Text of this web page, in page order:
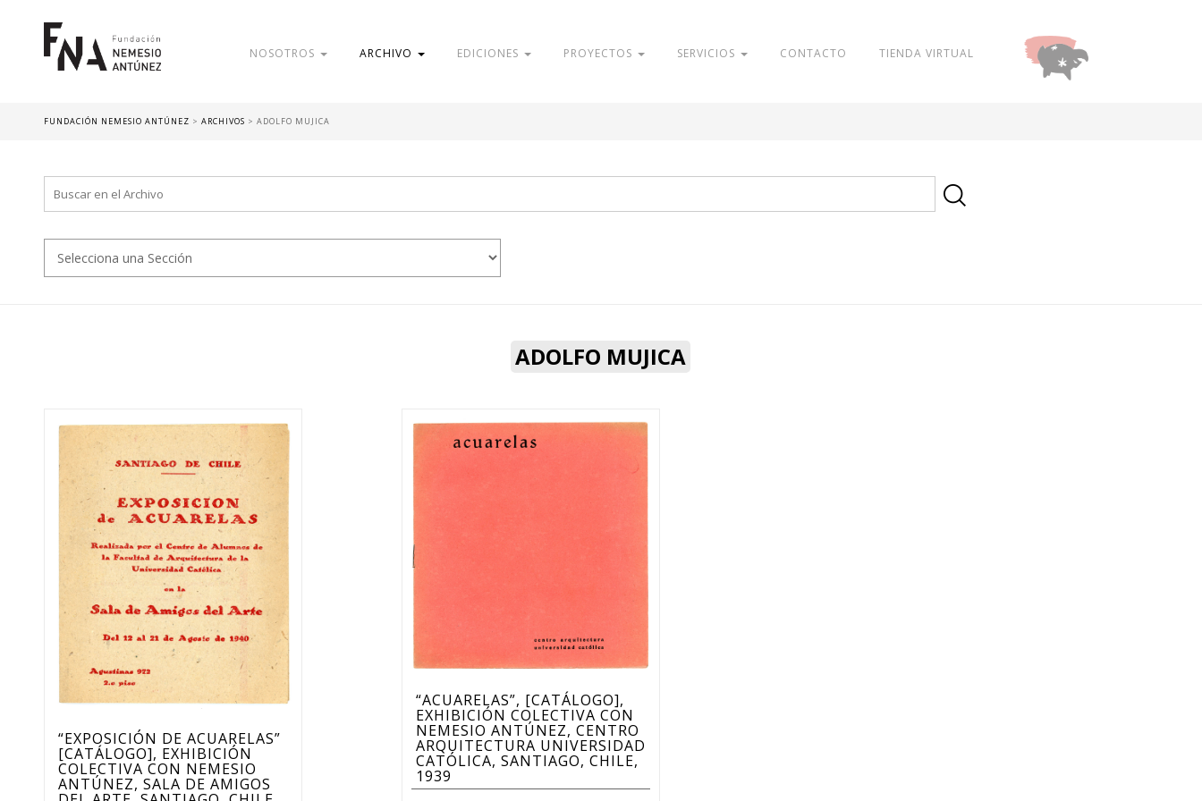
NOSOTROS ARCHIVO EDICIONES PROYECTOS SERVICIOS CONTACTO TIENDA VIRTUAL
FUNDACIÓN NEMESIO ANTÚNEZ > ARCHIVOS > ADOLFO MUJICA
ADOLFO MUJICA
“EXPOSICIÓN DE ACUARELAS”
[CATÁLOGO], EXHIBICIÓN
COLECTIVA CON NEMESIO
ANTÚNEZ, SALA DE AMIGOS
“ACUARELAS”, [CATÁLOGO],
EXHIBICIÓN COLECTIVA CON
NEMESIO ANTÚNEZ, CENTRO
ARQUITECTURA UNIVERSIDAD
CATÓLICA, SANTIAGO, CHILE,
1939